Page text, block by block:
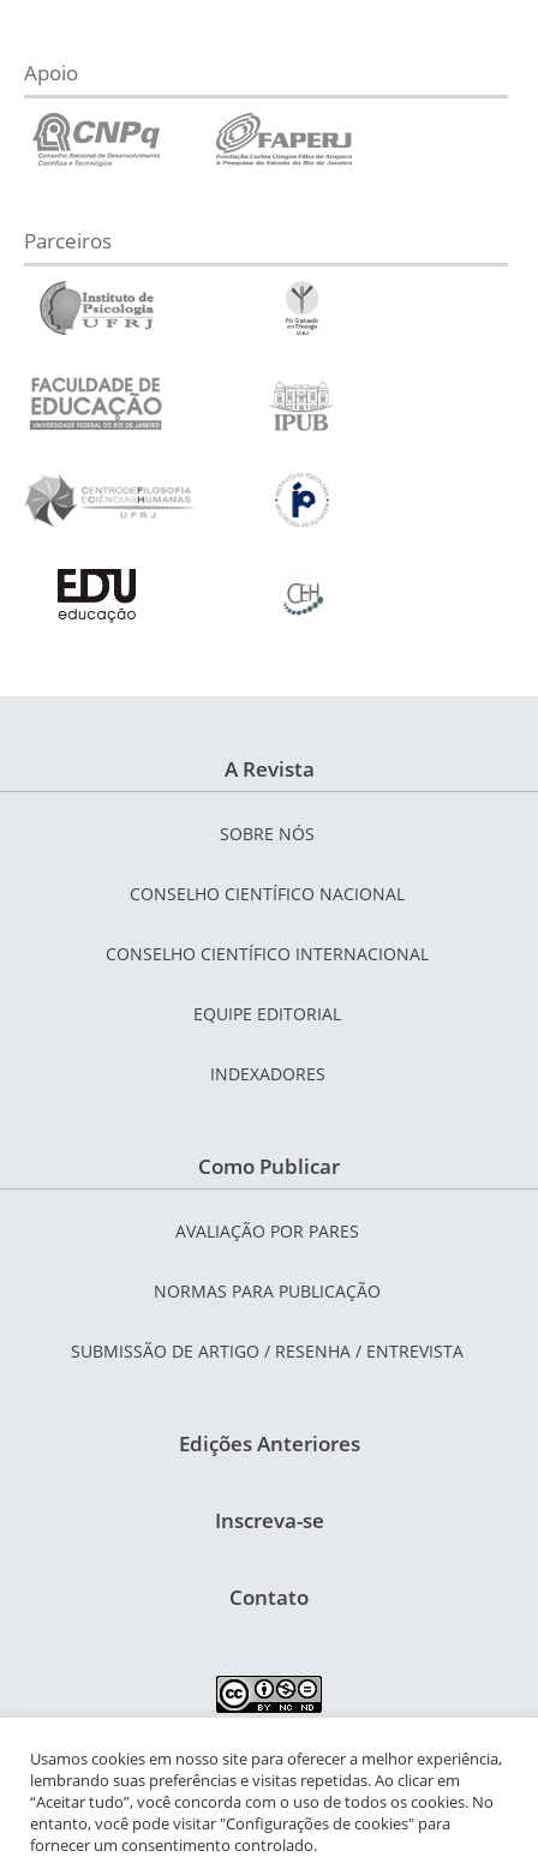
Apoio
Parceiros
A Revista
SOBRE NÓS
CONSELHO CIENTÍFICO NACIONAL
CONSELHO CIENTÍFICO INTERNACIONAL
EQUIPE EDITORIAL
INDEXADORES
Como Publicar
AVALIAÇÃO POR PARES
NORMAS PARA PUBLICAÇÃO
SUBMISSÃO DE ARTIGO / RESENHA / ENTREVISTA
Edições Anteriores
Inscreva-se
Contato
NIPIAC – Núcleo Interdisciplinar de Pesquisa para a Infância e
Adolescência Contemporâneas
Universidade Federal do Rio de Janeiro - Campus da Praia Vermelha
Usamos cookies em nosso site para oferecer a melhor experiência,
lembrando suas preferências e visitas repetidas. Ao clicar em
“Aceitar tudo”, você concorda com o uso de todos os cookies. No
entanto, você pode visitar "Configurações de cookies" para
fornecer um consentimento controlado.